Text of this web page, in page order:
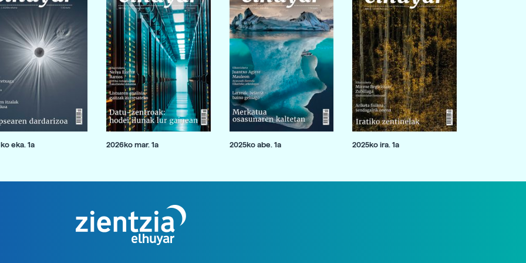
eka. 1a 2026ko mar. 1a 2025ko abe. 1a 2025ko ira. 1a